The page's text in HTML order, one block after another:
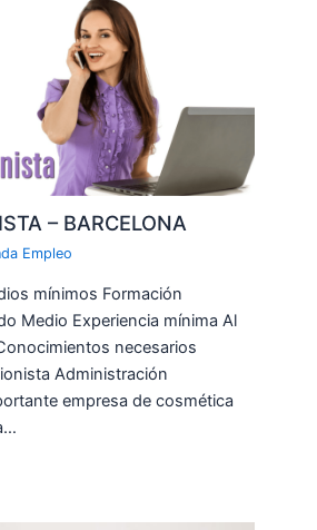
– BARCELONA
Empleo
mínimos Formación
Medio Experiencia mínima Al
necesarios
Administración
empresa de cosmética